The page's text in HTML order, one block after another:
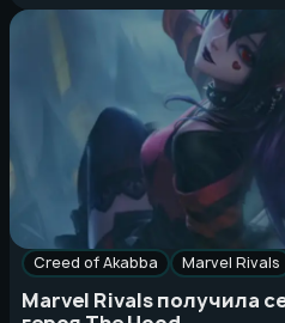
Creed of Akabba Marvel Rivals
Marvel Rivals получила